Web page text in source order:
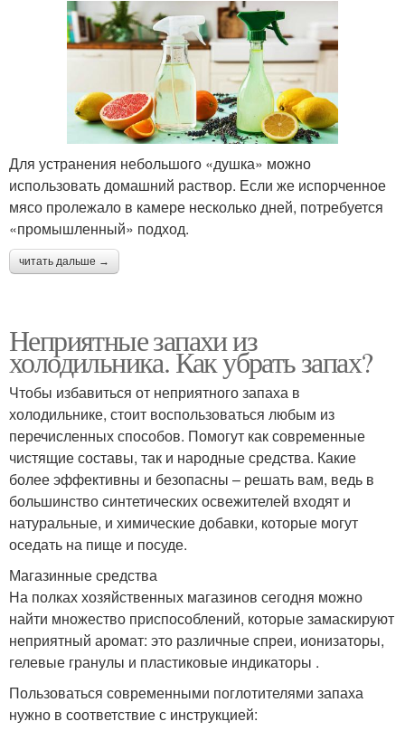
Для устранения небольшого «душка» можно
использовать домашний раствор. Если же испорченное
мясо пролежало в камере несколько дней, потребуется
«промышленный» подход.
читать дальше →
Неприятные запахи из
холодильника. Как убрать запах?
Чтобы избавиться от неприятного запаха в
холодильнике, стоит воспользоваться любым из
перечисленных способов. Помогут как современные
чистящие составы, так и народные средства. Какие
более эффективны и безопасны – решать вам, ведь в
большинство синтетических освежителей входят и
натуральные, и химические добавки, которые могут
оседать на пище и посуде.
Магазинные средства
На полках хозяйственных магазинов сегодня можно
найти множество приспособлений, которые замаскируют
неприятный аромат: это различные спреи, ионизаторы,
гелевые гранулы и пластиковые индикаторы .
Пользоваться современными поглотителями запаха
нужно в соответствие с инструкцией: